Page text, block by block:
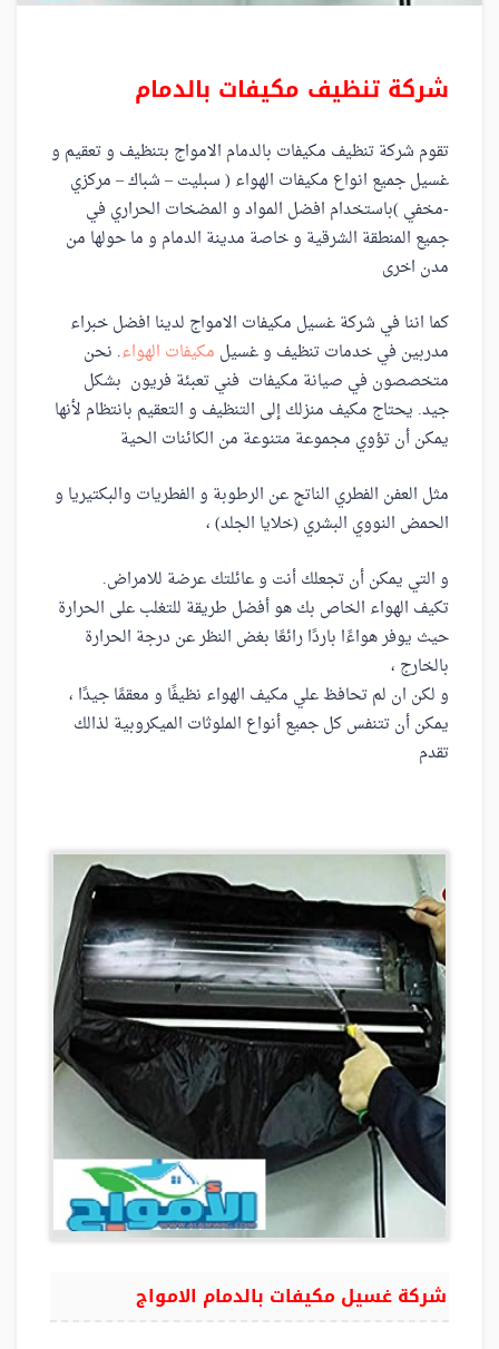
شركة تنظيف مكيفات بالدمام
تقوم شركة تنظيف مكيفات بالدمام الامواج بتنظيف و تعقيم و
غسيل جميع انواع مكيفات الهواء ( سبليت – شباك – مركزي
-مخفي )باستخدام افضل المواد و المضخات الحراري في
جميع المنطقة الشرقية و خاصة مدينة الدمام و ما حولها من
مدن اخرى
كما اننا في شركة غسيل مكيفات الامواج لدينا افضل خبراء
مدربين في خدمات تنظيف و غسيل مكيفات الهواء. نحن
متخصصون في صيانة مكيفات فني تعبئة فريون بشكل
جيد. يحتاج مكيف منزلك إلى التنظيف و التعقيم بانتظام لأنها
يمكن أن تؤوي مجموعة متنوعة من الكائنات الحية
مثل العفن الفطري الناتج عن الرطوبة و الفطريات والبكتيريا و
الحمض النووي البشري (خلايا الجلد) ،
و التي يمكن أن تجعلك أنت و عائلتك عرضة للامراض.
تكيف الهواء الخاص بك هو أفضل طريقة للتغلب على الحرارة
حيث يوفر هواءًا باردًا رائعًا بغض النظر عن درجة الحرارة
بالخارج ،
و لكن ان لم تحافظ علي مكيف الهواء نظيفًا و معقمًا جيدًا ،
يمكن أن تتنفس كل جميع أنواع الملوثات الميكروبية لذالك
تقدم
شركة غسيل مكيفات بالدمام الامواج